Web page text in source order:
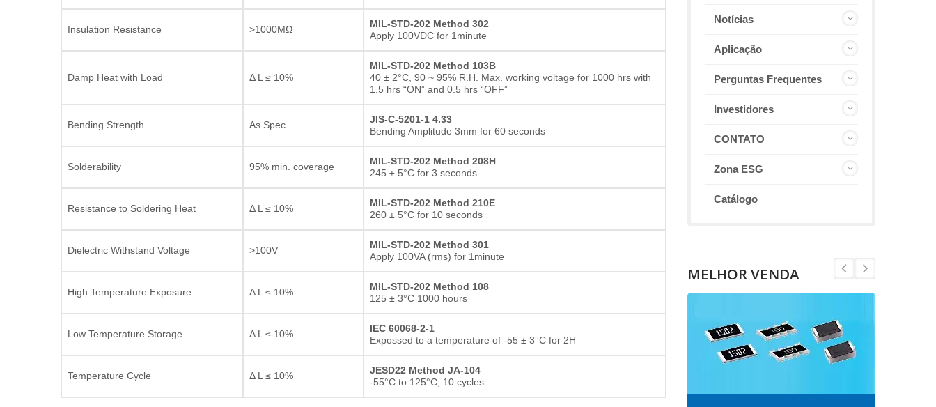
Insulation Resistance >1000MΩ
MIL-STD-202 Method 302
Apply 100VDC for 1minute
Damp Heat with Load Δ L ≤ 10%
MIL-STD-202 Method 103B
40 ± 2°C, 90 ~ 95% R.H. Max. working voltage for 1000 hrs with
1.5 hrs “ON” and 0.5 hrs “OFF”
Bending Strength As Spec.
JIS-C-5201-1 4.33
Bending Amplitude 3mm for 60 seconds
Solderability 95% min. coverage
MIL-STD-202 Method 208H
245 ± 5°C for 3 seconds
Resistance to Soldering Heat Δ L ≤ 10%
MIL-STD-202 Method 210E
260 ± 5°C for 10 seconds
Dielectric Withstand Voltage >100V
MIL-STD-202 Method 301
Apply 100VA (rms) for 1minute
High Temperature Exposure Δ L ≤ 10%
MIL-STD-202 Method 108
125 ± 3°C 1000 hours
Low Temperature Storage Δ L ≤ 10%
IEC 60068-2-1
Expossed to a temperature of -55 ± 3°C for 2H
Temperature Cycle Δ L ≤ 10%
JESD22 Method JA-104
-55°C to 125°C, 10 cycles
Notícias
Aplicação
Perguntas Frequentes
Investidores
CONTATO
Zona ESG
Catálogo
MELHOR VENDA